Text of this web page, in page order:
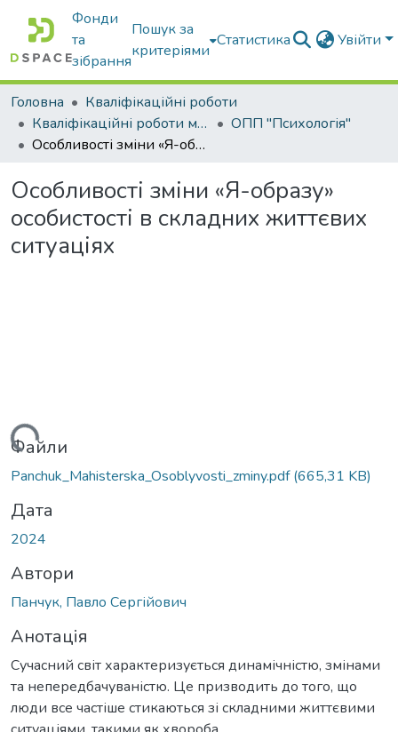
Фонди
та
зібрання
Пошук за
критеріями
Статистика Увійти
Головна
Кваліфікаційні роботи
Кваліфікаційні роботи магістрів
ОПП "Психологія"
Особливості зміни «Я-образу» особистості в складних життєвих ситуаціях
Особливості зміни «Я-образу»
особистості в складних життєвих
ситуаціях
Файли
Panchuk_Mahisterska_Osoblyvosti_zminy.pdf(665,31 KB)
Дата
2024
Автори
Панчук, Павло Сергійович
Анотація
Сучасний світ характеризується динамічністю, змінами
та непередбачуваністю. Це призводить до того, що
люди все частіше стикаються зі складними життєвими